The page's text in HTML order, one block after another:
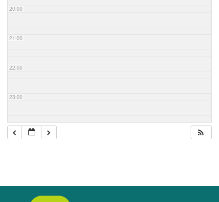
20:00
21:00
22:00
23:00